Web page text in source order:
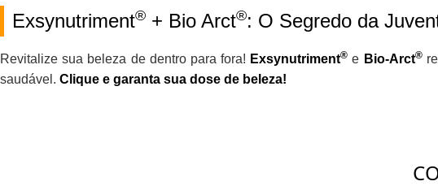
Exsynutriment® + Bio Arct®: O Segredo da
Revitalize sua beleza de dentro para fora! Exsynutriment® e Bio-Arct®
saudável. Clique e garanta sua dose de beleza!